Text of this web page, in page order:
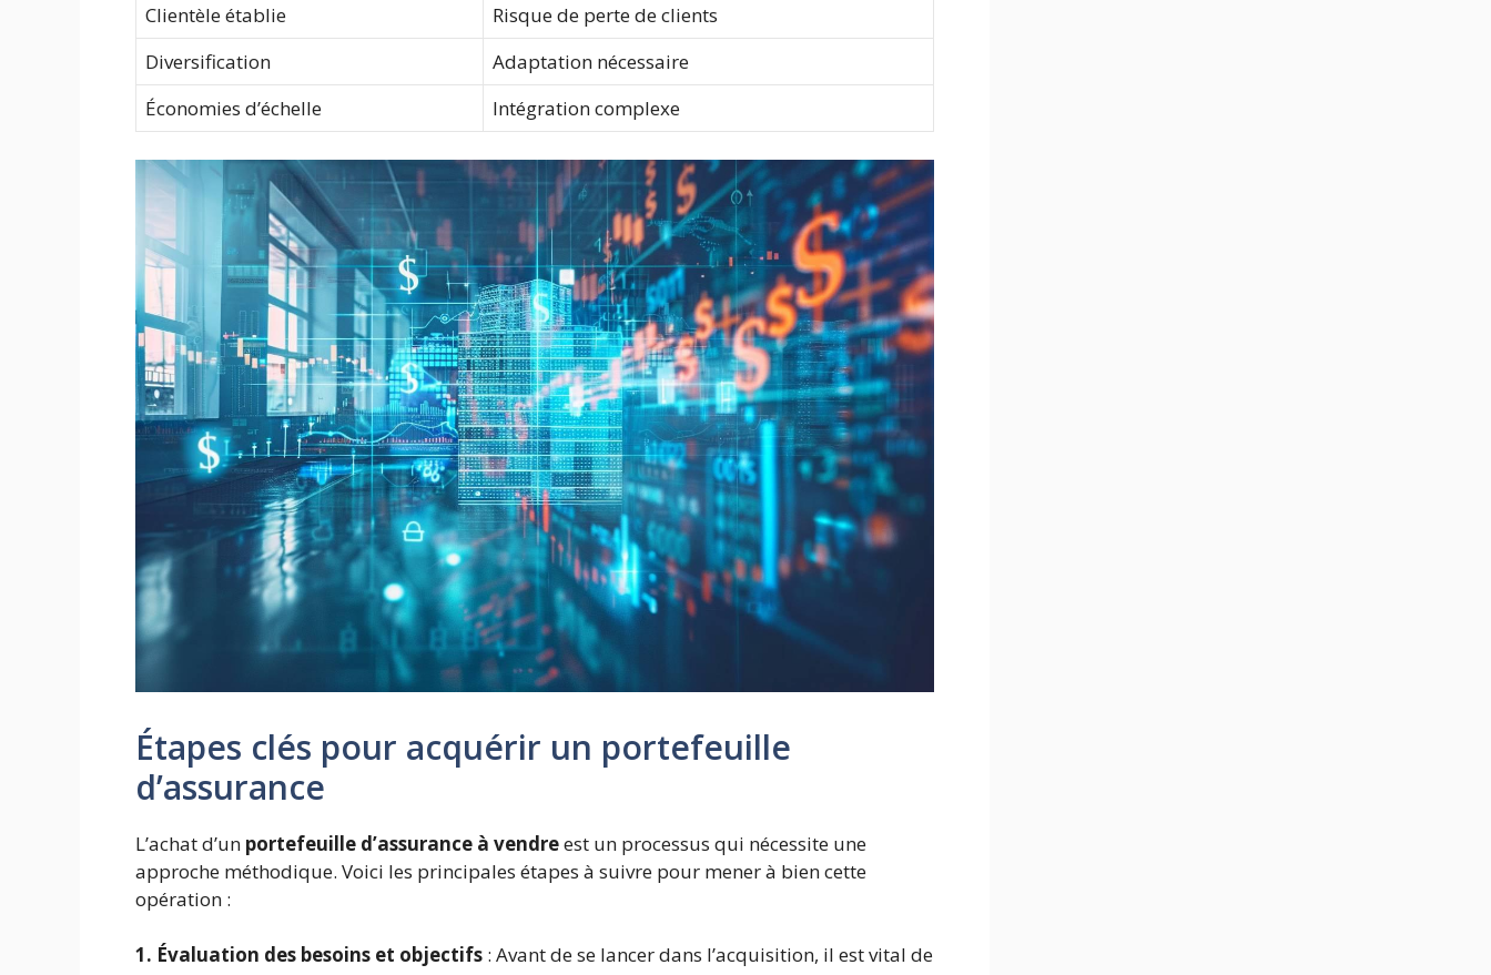
Clientèle établie
Risque de perte de clients
Diversification
Adaptation nécessaire
Économies d’échelle
Intégration complexe
Étapes clés pour acquérir un portefeuille
d’assurance
L’achat d’un portefeuille d’assurance à vendreest un processus qui nécessite une
approche méthodique. Voici les principales étapes à suivre pour mener à bien cette
opération :
1. Évaluation des besoins et objectifs : Avant de se lancer dans l’acquisition, il est vital de